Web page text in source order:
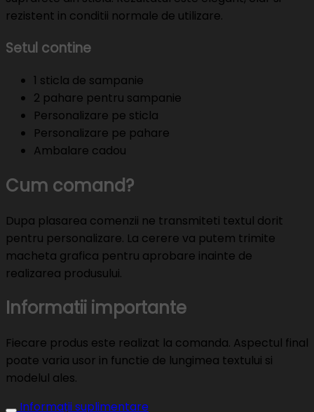
rezistent in conditii normale de utilizare.
Setul contine
1 sticla de sampanie
2 pahare pentru sampanie
Personalizare pe sticla
Personalizare pe pahare
Ambalare cadou
Cum comand?
Dupa plasarea comenzii ne transmiteti textul dorit
pentru personalizare. La cerere va putem trimite
macheta grafica pentru aprobare inainte de
realizarea produsului.
Informatii importante
Fiecare produs este realizat la comanda. Aspectul final
poate varia usor in functie de lungimea textului si
modelul ales.
Informații suplimentare